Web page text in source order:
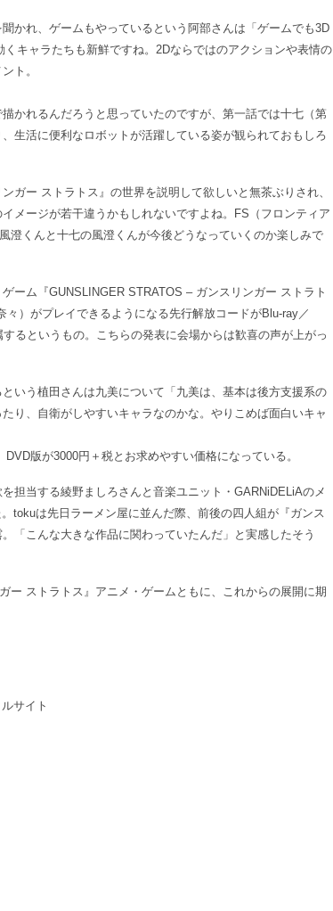
かれ、ゲームもやっているという阿部さんは「ゲームでも3D
キャラたちも新鮮ですね。2Dならではのアクションや表情の
ト。
かれるんだろうと思っていたのですが、第一話では十七（第
生活に便利なロボットが活躍している姿が観られておもしろ
ガー ストラトス』の世界を説明して欲しいと無茶ぶりされ、
メージが若干違うかもしれないですよね。FS（フロンティア
澄くんと十七の風澄くんが今後どうなっていくのか楽しみで
ーム『GUNSLINGER STRATOS – ガンスリンガー ストラト
）がプレイできるようになる先行解放コードがBlu-ray／
るというもの。こちらの発表に会場からは歓喜の声が上がっ
いう植田さんは九美について「九美は、基本は後方支援系の
り、自衛がしやすいキャラなのかな。やりこめば面白いキャ
版が3000円＋税とお求めやすい価格になっている。
担当する綾野ましろさんと音楽ユニット・GARNiDELiAのメ
tokuは先日ラーメン屋に並んだ際、前後の四人組が『ガンス
「こんな大きな作品に関わっていたんだ」と実感したそう
ー ストラトス』アニメ・ゲームともに、これからの展開に期
サイト